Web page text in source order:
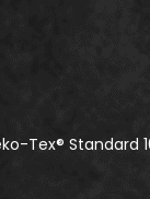
Tex® Standard